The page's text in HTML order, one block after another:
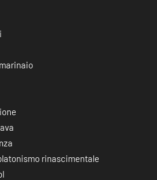
rinascimentale